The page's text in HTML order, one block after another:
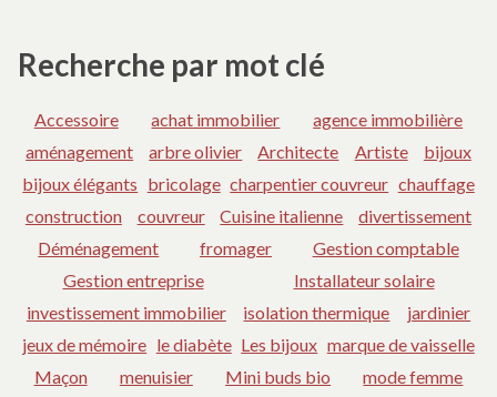
Recherche par mot clé
Accessoire achat immobilier
agence immobilière
aménagement
arbre olivier Architecte Artiste
bijoux
bijoux élégants bricolage charpentier couvreur chauffage
construction
couvreur Cuisine italienne
divertissement
Déménagement
fromager
Gestion comptable
Gestion entreprise
Installateur solaire
investissement immobilier
isolation thermique
jardinier
jeux de mémoire le diabète Les bijoux marque de vaisselle
Maçon
menuisier Mini buds bio
mode femme